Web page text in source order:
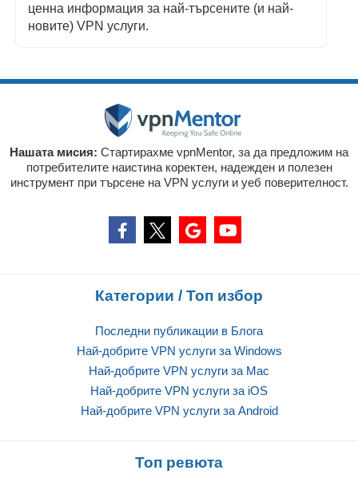
ценна информация за най-търсените (и най-
новите) VPN услуги.
Нашата мисия: Стартирахме vpnMentor, за да предложим на
потребителите наистина коректен, надежден и полезен
инструмент при търсене на VPN услуги и уеб поверителност.
Категории / Топ избор
Последни публикации в Блога
Най-добрите VPN услуги за Windows
Най-добрите VPN услуги за Mac
Най-добрите VPN услуги за iOS
Най-добрите VPN услуги за Android
Топ ревюта